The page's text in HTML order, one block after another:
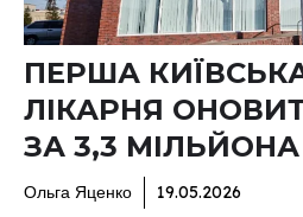
ПЕРША
ЛІКАРНЯ
ЗА 3,3
Ольга Яценко 19.05.2026